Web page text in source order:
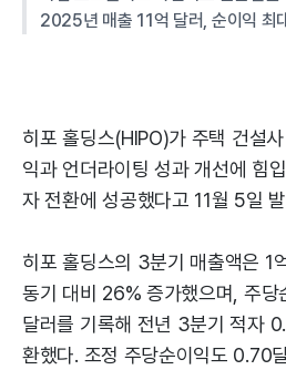
2025년 매출 11억 달러, 순이익 최
히포 홀딩스(HIPO)가 주택 건설
익과 언더라이팅 성과 개선에 힘
자 전환에 성공했다고 11월 5일
히포 홀딩스의 3분기 매출액은 1
동기 대비 26% 증가했으며, 주
달러를 기록해 전년 3분기 적자
환했다. 조정 주당순이익도 0.70